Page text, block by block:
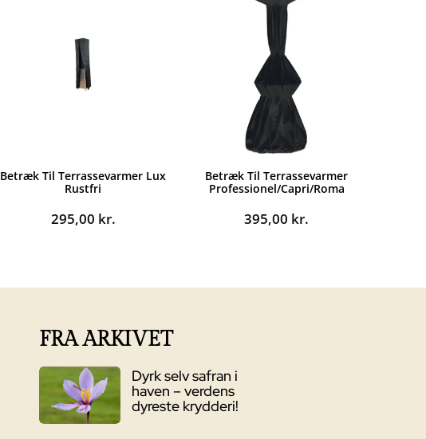
Betræk Til Terrassevarmer Lux
Rustfri
295,00 kr.
Betræk Til Terrassevarmer
Professionel/Capri/Roma
395,00 kr.
FRA ARKIVET
Dyrk selv safran i
haven – verdens
dyreste krydderi!